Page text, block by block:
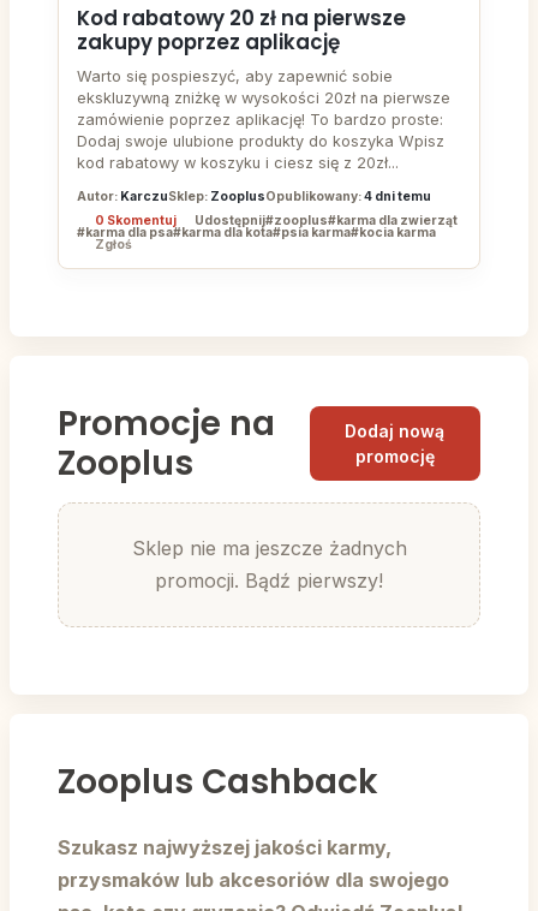
Kod rabatowy 20 zł na pierwsze
zakupy poprzez aplikację
Warto się pospieszyć, aby zapewnić sobie
ekskluzywną zniżkę w wysokości 20zł na pierwsze
zamówienie poprzez aplikację! To bardzo proste:
Dodaj swoje ulubione produkty do koszyka Wpisz
kod rabatowy w koszyku i ciesz się z 20zł...
Autor: KarczuSklep: ZooplusOpublikowany:4 dni temu
0 Skomentuj Udostępnij#zooplus#karma dla zwierząt
#karma dla psa#karma dla kota#psia karma#kocia karma
Zgłoś
Promocje na
Zooplus
Dodaj nową
promocję
Sklep nie ma jeszcze żadnych
promocji. Bądź pierwszy!
Zooplus Cashback
Szukasz najwyższej jakości karmy,
przysmaków lub akcesoriów dla swojego